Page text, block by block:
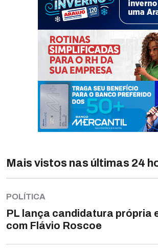
Mais vistos nas últimas 24
POLÍTICA
PL lança candidatura própria
com Flávio Roscoe